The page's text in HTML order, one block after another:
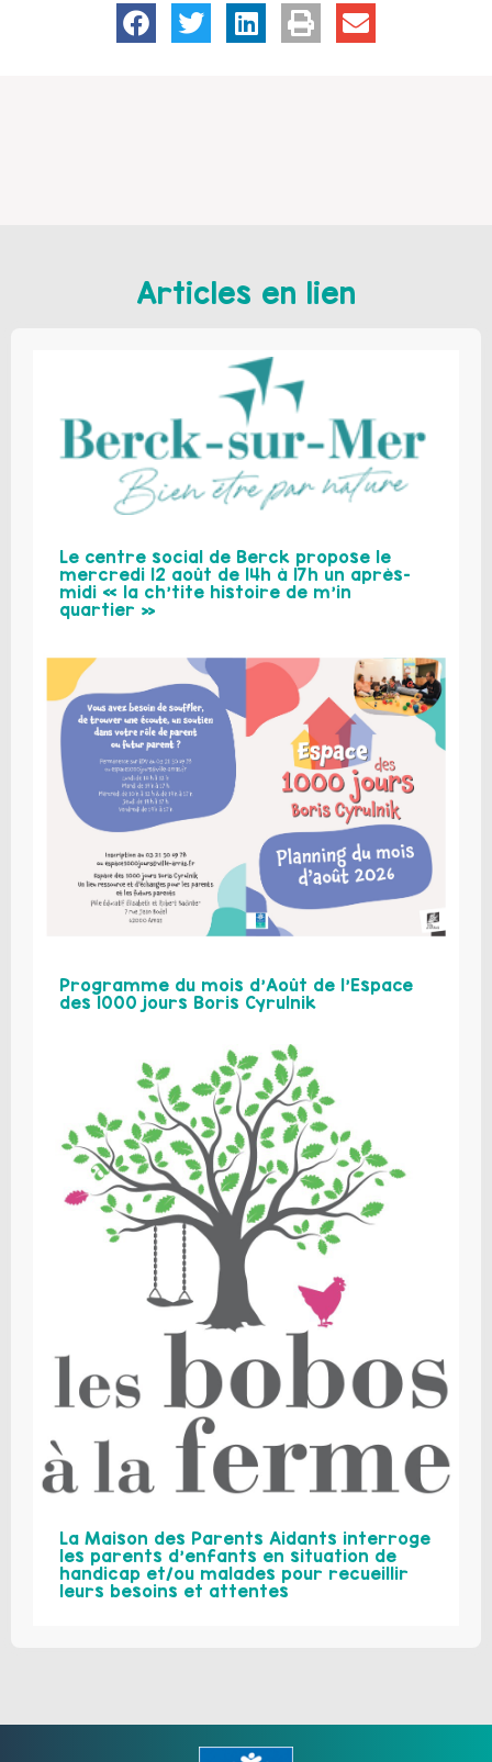
Articles en lien
Le centre social de Berck propose le
mercredi 12 août de 14h à 17h un après-
midi « la ch’tite histoire de m’in
quartier »
Programme du mois d’Août de l’Espace
des 1000 jours Boris Cyrulnik
La Maison des Parents Aidants interroge
les parents d’enfants en situation de
handicap et/ou malades pour recueillir
leurs besoins et attentes